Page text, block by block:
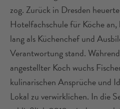
zog. Zurück in Dresden
Hotelfachschule für Köche an,
lang als Küchenchef und
Verantwortung stand.
angestellter Koch wuchs
kulinarischen Ansprüche und
Lokal zu verwirklichen. In die